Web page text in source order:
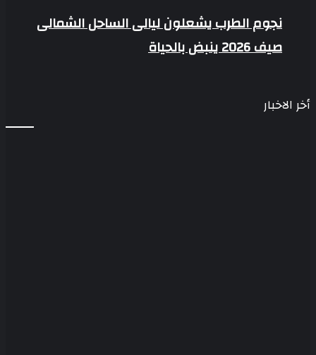
نجوم الطرب يشعلون ليالى الساحل الشمالى
صيف 2026 ينبض بالحياة
أخر الاخبار